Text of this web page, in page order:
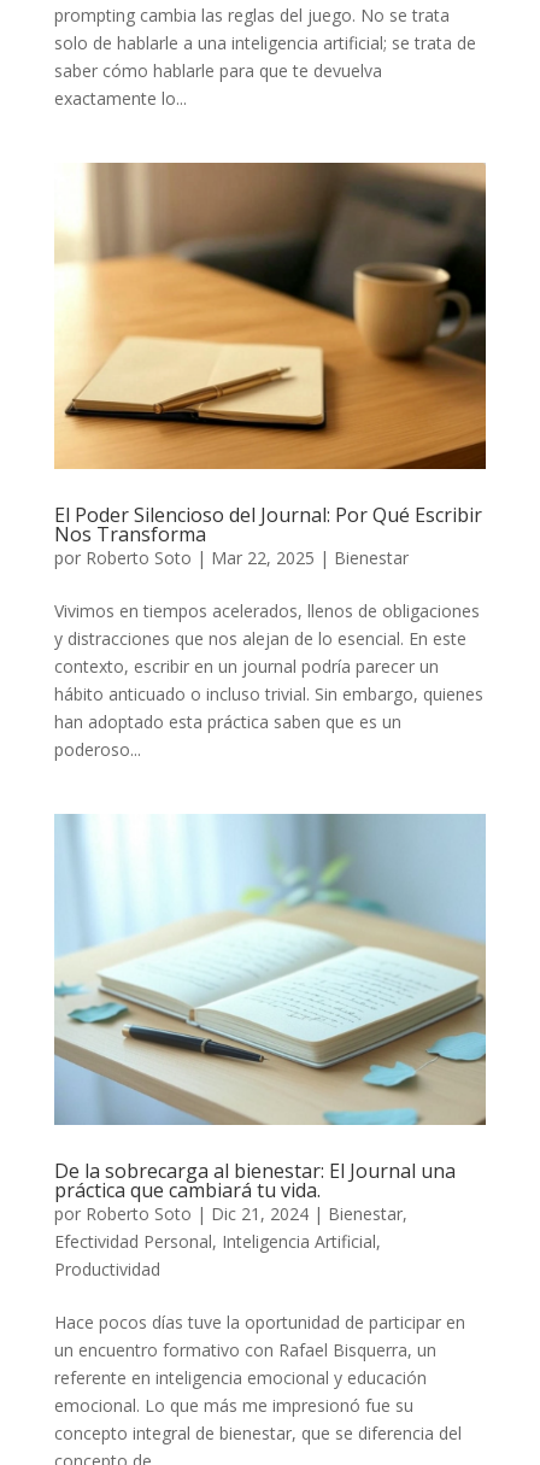
prompting cambia las reglas del juego. No se trata
solo de hablarle a una inteligencia artificial; se trata de
saber cómo hablarle para que te devuelva
exactamente lo...
El Poder Silencioso del Journal: Por Qué Escribir
Nos Transforma
por Roberto Soto | Mar 22, 2025 | Bienestar
Vivimos en tiempos acelerados, llenos de obligaciones
y distracciones que nos alejan de lo esencial. En este
contexto, escribir en un journal podría parecer un
hábito anticuado o incluso trivial. Sin embargo, quienes
han adoptado esta práctica saben que es un
poderoso...
De la sobrecarga al bienestar: El Journal una
práctica que cambiará tu vida.
por Roberto Soto | Dic 21, 2024| Bienestar,
Efectividad Personal, Inteligencia Artificial,
Productividad
Hace pocos días tuve la oportunidad de participar en
un encuentro formativo con Rafael Bisquerra, un
referente en inteligencia emocional y educación
emocional. Lo que más me impresionó fue su
concepto integral de bienestar, que se diferencia del